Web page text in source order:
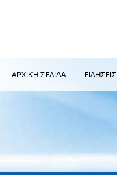
ΑΡΧΙΚΗ ΣΕΛΙΔΑ
ΕΙΔΗΣΕΙΣ